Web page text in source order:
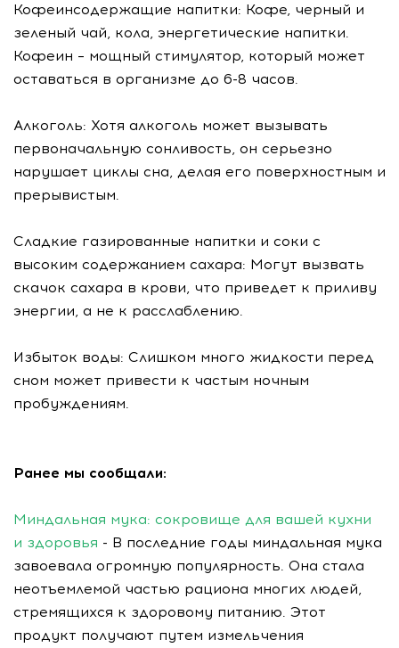
Кофеинсодержащие напитки: Кофе, черный и
зеленый чай, кола, энергетические напитки.
Кофеин – мощный стимулятор, который может
оставаться в организме до 6-8 часов.
Алкоголь: Хотя алкоголь может вызывать
первоначальную сонливость, он серьезно
нарушает циклы сна, делая его поверхностным и
прерывистым.
Сладкие газированные напитки и соки с
высоким содержанием сахара: Могут вызвать
скачок сахара в крови, что приведет к приливу
энергии, а не к расслаблению.
Избыток воды: Слишком много жидкости перед
сном может привести к частым ночным
пробуждениям.
Ранее мы сообщали:
Миндальная мука: сокровище для вашей кухни
и здоровья - В последние годы миндальная мука
завоевала огромную популярность. Она стала
неотъемлемой частью рациона многих людей,
стремящихся к здоровому питанию. Этот
продукт получают путем измельчения